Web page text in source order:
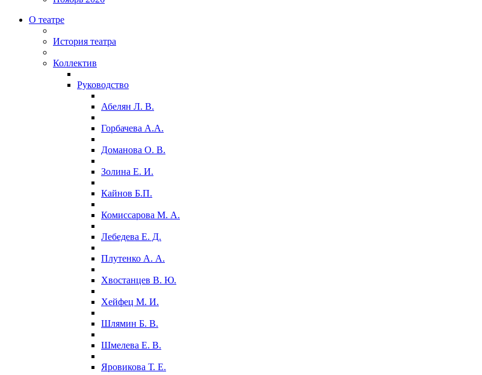
О театре
История театра
Коллектив
Руководство
Абелян Л. В.
Горбачева А.А.
Доманова О. В.
Золина Е. И.
Кайнов Б.П.
Комиссарова М. А.
Лебедева Е. Д.
Плутенко А. А.
Хвостанцев В. Ю.
Хейфец М. И.
Шлямин Б. В.
Шмелева Е. В.
Яровикова Т. Е.